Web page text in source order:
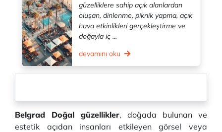
güzelliklere sahip açık alanlardan
oluşan, dinlenme, piknik yapma, açık
hava etkinlikleri gerçekleştirme ve
doğayla iç ...
devamını oku
Belgrad Doğal güzellikler, doğada bulunan ve
estetik açıdan insanları etkileyen görsel veya